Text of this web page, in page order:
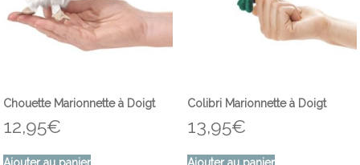
Chouette Marionnette à Doigt
12,95€
Colibri Marionnette à Doigt
13,95€